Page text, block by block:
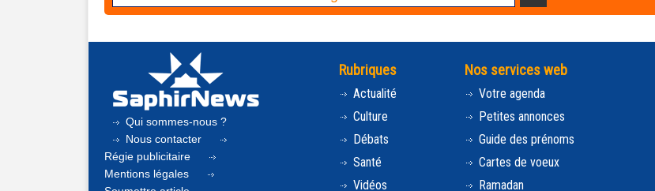
Qui sommes-nous ?
Nous contacter
Régie publicitaire
Mentions légales
Rubriques
Actualité
Culture
Débats
Santé
Vidéos
Nos services web
Votre agenda
Petites annonces
Guide des prénoms
Cartes de voeux
Ramadan